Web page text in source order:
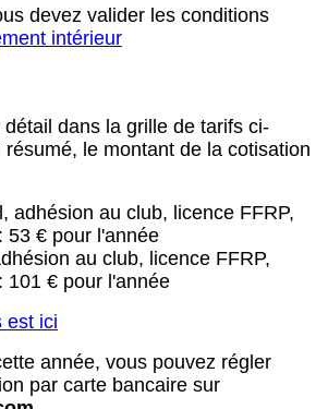
devez valider les conditions
intérieur
dans la grille de tarifs ci-
le montant de la cotisation
adhésion au club, licence FFRP,
53 € pour l'année
au club, licence FFRP,
101 € pour l'année
est ici
année, vous pouvez régler
par carte bancaire sur